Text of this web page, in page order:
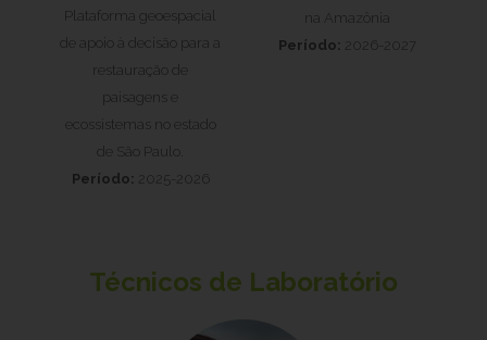
Plataforma geoespacial
de apoio à decisão para a
restauração de
paisagens e
ecossistemas no estado
de São Paulo.
Período: 2025-2026
na Amazônia
Período: 2026-2027
Técnicos de Laboratório